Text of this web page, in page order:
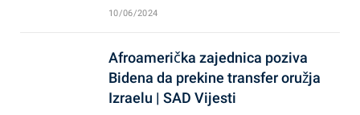
10/06/2024
Afroamerička zajednica poziva
Bidena da prekine transfer oružja
Izraelu | SAD Vijesti